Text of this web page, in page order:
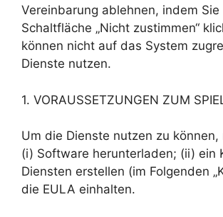
Vereinbarung ablehnen, indem
Schaltfläche „Nicht zustimmen“
können nicht auf das System
Dienste nutzen.
1. VORAUSSETZUNGEN ZUM
Um die Dienste nutzen zu können,
(i) Software herunterladen; (ii) ein
Diensten erstellen (im Folgenden
die EULA einhalten.